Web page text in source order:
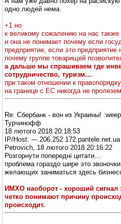
одно людей нема.
+1 но
к великому сожалению на нас также
и она не понимает почему если
предприятие, если это
почему группе товарищей
а дальше мы спрашиваем где
сотрудничество, туризм...
при таком отношении к
на границе с ЕС никогда не пролезем
Re: Сбербанк - вон из Украины!
Турчинофф
18 лютого 2018 20:18:53
IP/Host: ---.206.252.172.pantele.net.ua
Petrovich, 18 лютого 2018 20:16:22
Розгорнути попередні цитати...
проблема гораздо шире это
желающих заниматься здесь
ИМХО наоборот - хороший
четко понимают причину
происходит.